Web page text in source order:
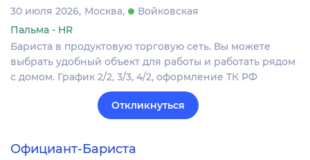
30 июля 2026 Москва
Войковская
Пальма - HR
Бариста в продуктовую торговую сеть. Вы можете
выбрать удобный объект для работы и работать рядом
с домом. График 2/2, 3/3, 4/2, оформление ТК РФ
Откликнуться
Официант-Бариста